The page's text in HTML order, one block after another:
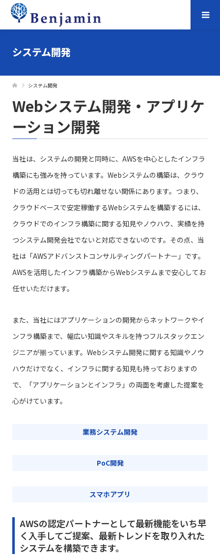
システム開発
システム開発
Webシステム開発・アプリケ
ーション開発
当社は、システムの開発と同時に、AWSを中心としたインフラ
構築にも強みを持っています。Webシステムの構築は、クラウ
ドの活用とは切っても切れ離せない関係にあります。つまり、
クラウドベースで安定稼働するWebシステムを構築するには、
クラウドでのインフラ構築に関する知見やノウハウ、実績を持
つシステム開発会社でないと対応できないのです。その点、当
社は「AWSアドバンストコンサルティングパートナー」です。
AWSを活用したインフラ構築からWebシステムまで安心してお
任せいただけます。
また、当社にはアプリケーションの開発からネットワークやイ
ンフラ構築まで、幅広い知識やスキルを持つフルスタックエン
ジニアが揃っています。Webシステム開発に関する知識やノウ
ハウだけでなく、インフラに関する知見も持っておりますの
で、「アプリケーションとインフラ」の両面を考慮した提案を
心がけています。
業務システム開発
PoC開発
スマホアプリ
AWSの認定パートナーとして最新機能をいち早
く入手してご提案、最新トレンドを取り入れた
システムを構築できます。